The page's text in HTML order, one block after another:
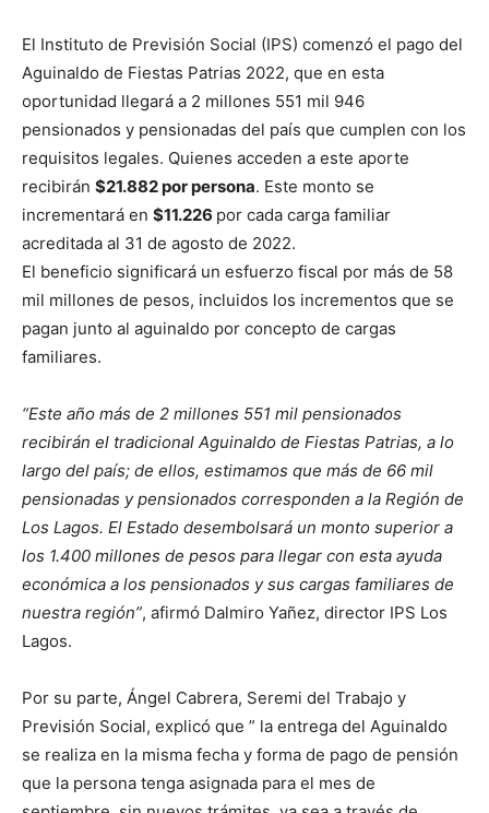
El Instituto de Previsión Social (IPS) comenzó el pago del
Aguinaldo de Fiestas Patrias 2022, que en esta
oportunidad llegará a 2 millones 551 mil 946
pensionados y pensionadas del país que cumplen con los
requisitos legales. Quienes acceden a este aporte
recibirán $21.882 por persona. Este monto se
incrementará en $11.226 por cada carga familiar
acreditada al 31 de agosto de 2022.
El beneficio significará un esfuerzo fiscal por más de 58
mil millones de pesos, incluidos los incrementos que se
pagan junto al aguinaldo por concepto de cargas
familiares.
“Este año más de 2 millones 551 mil pensionados
recibirán el tradicional Aguinaldo de Fiestas Patrias, a lo
largo del país; de ellos, estimamos que más de 66 mil
pensionadas y pensionados corresponden a la Región de
Los Lagos. El Estado desembolsará un monto superior a
los 1.400 millones de pesos para llegar con esta ayuda
económica a los pensionados y sus cargas familiares de
nuestra región”, afirmó Dalmiro Yañez, director IPS Los
Lagos.
Por su parte, Ángel Cabrera, Seremi del Trabajo y
Previsión Social, explicó que ” la entrega del Aguinaldo
se realiza en la misma fecha y forma de pago de pensión
que la persona tenga asignada para el mes de